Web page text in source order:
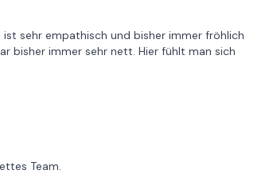
ist sehr empathisch und bisher immer fröhlich
bisher immer sehr nett. Hier fühlt man sich
Team.